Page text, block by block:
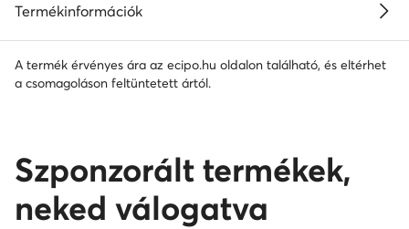
Termékinformációk
A termék érvényes ára az ecipo.hu oldalon található, és eltérhet
a csomagoláson feltüntetett ártól.
Szponzorált termékek,
neked válogatva